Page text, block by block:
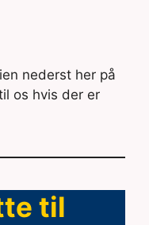
nederst her på
os hvis der er
til